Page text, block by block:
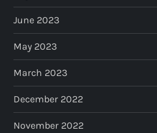
June 2023
May 2023
March 2023
December 2022
November 2022